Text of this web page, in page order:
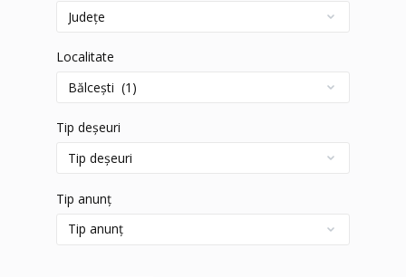
Localitate
Tip deșeuri
Tip anunț